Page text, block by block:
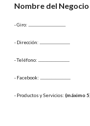
Nombre del Negocio
- Giro:
- Dirección:
- Teléfono:
- Facebook:
- Productos y Servicios: (máximo